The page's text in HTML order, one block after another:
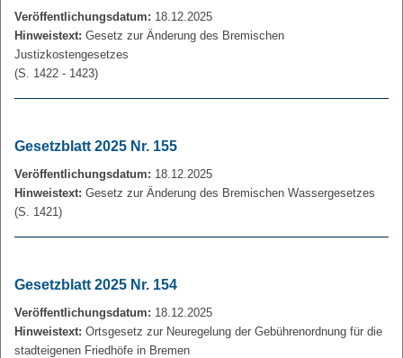
Veröffentlichungsdatum: 18.12.2025
Hinweistext: Gesetz zur Änderung des Bremischen
Justizkostengesetzes
(S. 1422 - 1423)
Gesetzblatt 2025 Nr. 155
Veröffentlichungsdatum: 18.12.2025
Hinweistext: Gesetz zur Änderung des Bremischen Wassergesetzes
(S. 1421)
Gesetzblatt 2025 Nr. 154
Veröffentlichungsdatum: 18.12.2025
Hinweistext: Ortsgesetz zur Neuregelung der Gebührenordnung für die
stadteigenen Friedhöfe in Bremen